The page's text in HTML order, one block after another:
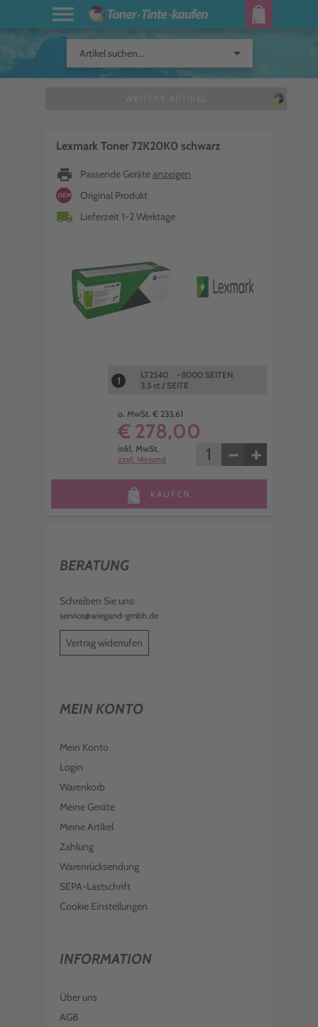
Artikel suchen... arrow_drop_down
Lexmark Toner 72K20K0 schwarz
print Passende Geräteanzeigen
OEM Original Produkt
local_shipping Lieferzeit 1-2 Werktage
1
LT2540 ~8000 SEITEN
3,5 ct / SEITE
o. MwSt. € 233,61
€ 278,00
inkl. MwSt.
zzgl. Versand
− +
KAUFEN
BERATUNG
Schreiben Sie uns:
service@wiegand-gmbh.de
Vertrag widerrufen
MEIN KONTO
Mein Konto
Login
Warenkorb
Meine Geräte
Meine Artikel
Zahlung
Warenrücksendung
SEPA-Lastschrift
Cookie Einstellungen
INFORMATION
Über uns
AGB